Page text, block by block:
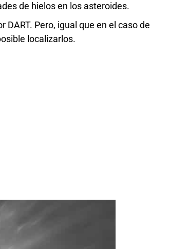
de hielos en los asteroides.
Pero, igual que en el caso de
localizarlos.